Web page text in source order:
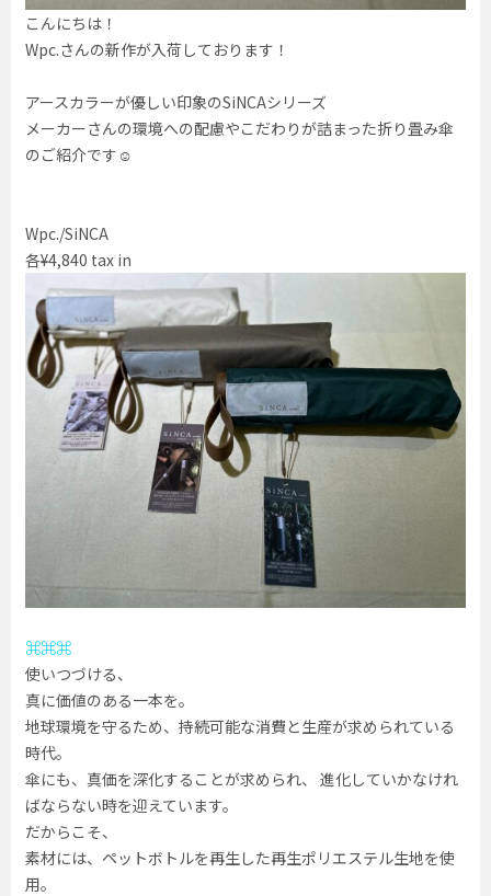
こんにちは！
Wpc.さんの新作が入荷しております！
アースカラーが優しい印象のSiNCAシリーズ
メーカーさんの環境への配慮やこだわりが詰まった折り畳み傘
のご紹介です☺︎
Wpc./SiNCA
各¥4,840 tax in
⌘⌘⌘
使いつづける、
真に価値のある一本を。
地球環境を守るため、持続可能な消費と生産が求められている
時代。
傘にも、真価を深化することが求められ、 進化していかなけれ
ばならない時を迎えています。
だからこそ、
素材には、ペットボトルを再生した再生ポリエステル生地を使
用。